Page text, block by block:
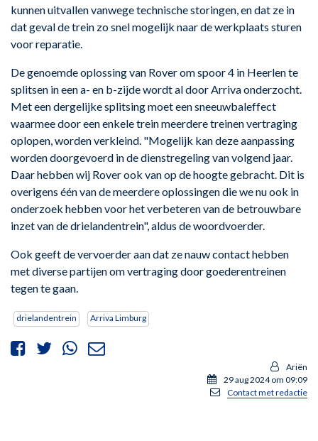
kunnen uitvallen vanwege technische storingen, en dat ze in
dat geval de trein zo snel mogelijk naar de werkplaats sturen
voor reparatie.
De genoemde oplossing van Rover om spoor 4 in Heerlen te
splitsen in een a- en b-zijde wordt al door Arriva onderzocht.
Met een dergelijke splitsing moet een sneeuwbaleffect
waarmee door een enkele trein meerdere treinen vertraging
oplopen, worden verkleind. "Mogelijk kan deze aanpassing
worden doorgevoerd in de dienstregeling van volgend jaar.
Daar hebben wij Rover ook van op de hoogte gebracht. Dit is
overigens één van de meerdere oplossingen die we nu ook in
onderzoek hebben voor het verbeteren van de betrouwbare
inzet van de drielandentrein", aldus de woordvoerder.
Ook geeft de vervoerder aan dat ze nauw contact hebben
met diverse partijen om vertraging door goederentreinen
tegen te gaan.
drielandentrein Arriva Limburg
Ariën
29 aug 2024 om 09:09
Contact met redactie